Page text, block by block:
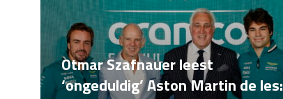
Otmar Szafnauer leest
‘ongeduldig’ Aston Martin de les: